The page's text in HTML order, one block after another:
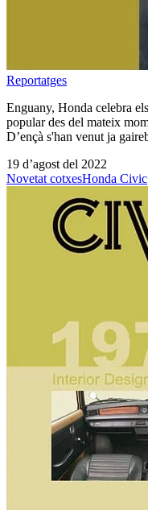
Reportatges
Enguany, Honda celebra
popular des del mateix
D’ençà s'han venut ja
19 d’agost del 2022
Novetat cotxesHonda Civic